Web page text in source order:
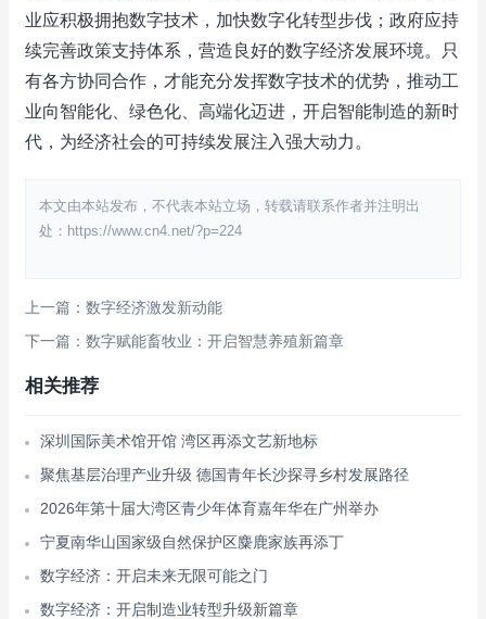
业应积极拥抱数字技术，加快数字化转型步伐；政府应持
续完善政策支持体系，营造良好的数字经济发展环境。只
有各方协同合作，才能充分发挥数字技术的优势，推动工
业向智能化、绿色化、高端化迈进，开启智能制造的新时
代，为经济社会的可持续发展注入强大动力。​
本文由本站发布，不代表本站立场，转载请联系作者并注明出
处：https://www.cn4.net/?p=224
上一篇：数字经济激发新动能
下一篇：数字赋能畜牧业：开启智慧养殖新篇章
相关推荐
深圳国际美术馆开馆 湾区再添文艺新地标
聚焦基层治理产业升级 德国青年长沙探寻乡村发展路径
2026年第十届大湾区青少年体育嘉年华在广州举办
宁夏南华山国家级自然保护区麋鹿家族再添丁
数字经济：开启未来无限可能之门
数字经济：开启制造业转型升级新篇章